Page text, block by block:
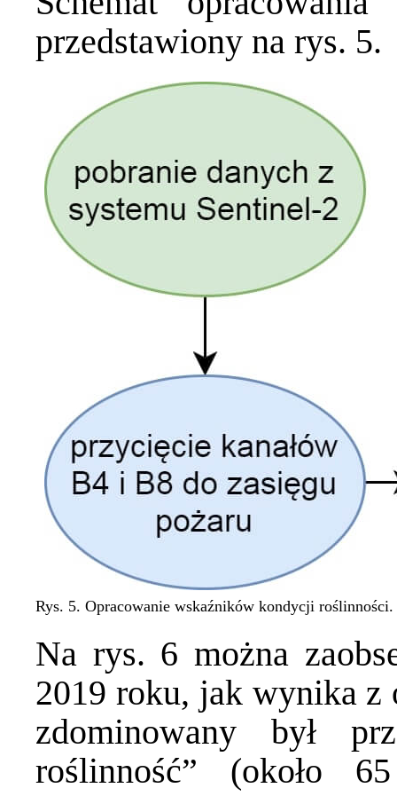
przedstawiony na rys. 5.
Rys. 5. Opracowanie wskaźników kondycji roślinności.
Na rys. 6 można
2019 roku, jak wynika
zdominowany był
roślinność” (około